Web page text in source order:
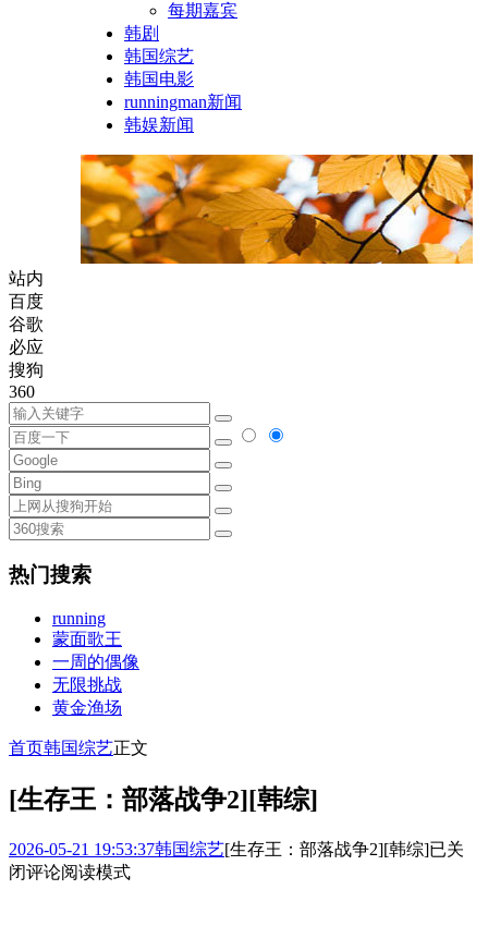
每期嘉宾
韩剧
韩国综艺
韩国电影
runningman新闻
韩娱新闻
站内
百度
谷歌
必应
搜狗
360
热门搜索
running
蒙面歌王
一周的偶像
无限挑战
黄金渔场
首页韩国综艺正文
[生存王：部落战争2][韩综]
2026-05-21 19:53:37韩国综艺[生存王：部落战争2][韩综]已关
闭评论阅读模式